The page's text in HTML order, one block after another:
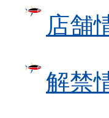
店舗
解禁